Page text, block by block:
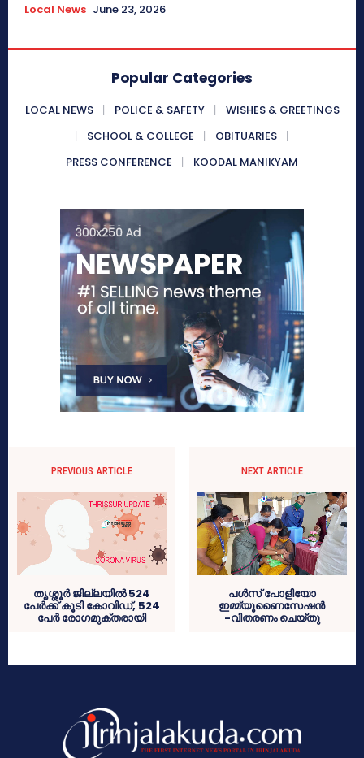
Local News June 23, 2026
Popular Categories
LOCAL NEWS POLICE & SAFETY
WISHES & GREETINGS
SCHOOL & COLLEGE
OBITUARIES
PRESS CONFERENCE
KOODAL MANIKYAM
PREVIOUS ARTICLE
തൃശ്ശൂര്‍ ജില്ലയില്‍ 524
പേര്‍ക്ക് കൂടി കോവിഡ്, 524
പേര്‍ രോഗമുക്തരായി
NEXT ARTICLE
പൾസ് പോളിയോ
ഇമ്മ്യൂണൈസേഷൻ
-വിതരണം ചെയ്തു